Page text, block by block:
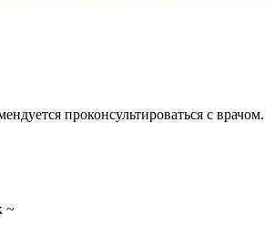
проконсультироваться с врачом.
~